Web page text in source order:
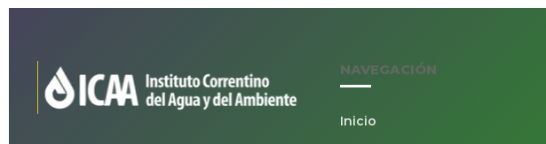
NAVEGACIÓN
Inicio